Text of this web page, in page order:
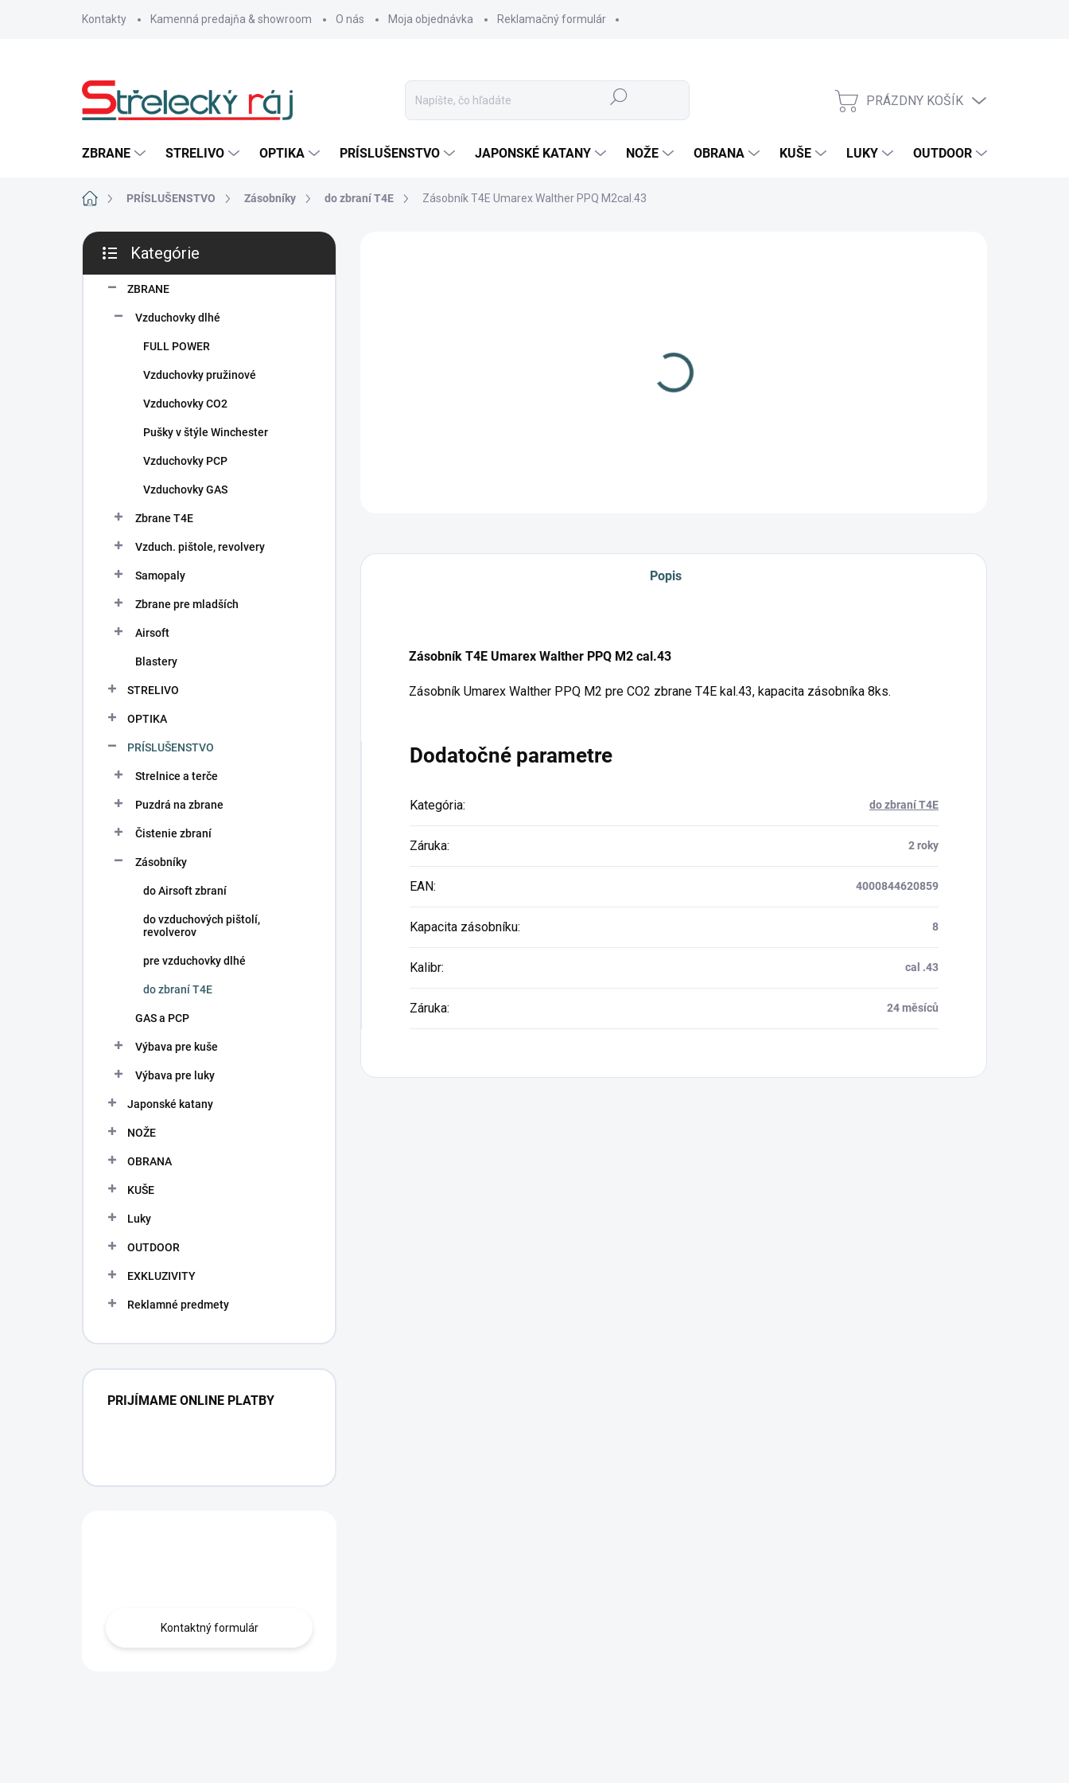
Kontakty Kamenná predajňa & showroom O nás Moja objednávka Reklamačný formulár
Hľadať
NÁKUPNÝ
PRÁZDNY KOŠÍK
ZBRANE STRELIVO OPTIKA PRÍSLUŠENSTVO JAPONSKÉ KATANY NOŽE OBRANA KUŠE LUKY OUTDOOR
DomovPRÍSLUŠENSTVO Zásobníky do zbraní T4E Zásobník T4E Umarex Walther PPQ M2cal.43
B
č
kategórie
Kategórie
ZBRANE
Vzduchovky dlhé
FULL POWER
Vzduchovky pružinové
Vzduchovky CO2
Pušky v štýle Winchester
Vzduchovky PCP
Vzduchovky GAS
Zbrane T4E
Vzduch. pištole, revolvery
Samopaly
Zbrane pre mladších
Airsoft
Blastery
STRELIVO
OPTIKA
PRÍSLUŠENSTVO
Strelnice a terče
Puzdrá na zbrane
Čistenie zbraní
Zásobníky
do Airsoft zbraní
do vzduchových pištolí,
revolverov
pre vzduchovky dlhé
do zbraní T4E
GAS a PCP
Výbava pre kuše
Výbava pre luky
Japonské katany
NOŽE
OBRANA
KUŠE
Luky
OUTDOOR
EXKLUZIVITY
Reklamné predmety
PRIJÍMAME ONLINE PLATBY
Kontaktný formulár
Popis
Zásobník T4E Umarex Walther PPQ M2 cal.43
Zásobník Umarex Walther PPQ M2 pre CO2 zbrane T4E kal.43, kapacita zásobníka 8ks.
Dodatočné parametre
Kategória: do zbraní T4E
Záruka: 2 roky
EAN: 4000844620859
Kapacita zásobníku: 8
Kalibr: cal .43
Záruka: 24 měsíců